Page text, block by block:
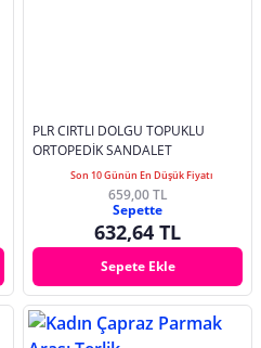
PLR CIRTLI DOLGU TOPUKLU
ORTOPEDİK SANDALET
Son 10 Günün En Düşük Fiyatı
659,00 TL
Sepette
632,64 TL
Sepete Ekle